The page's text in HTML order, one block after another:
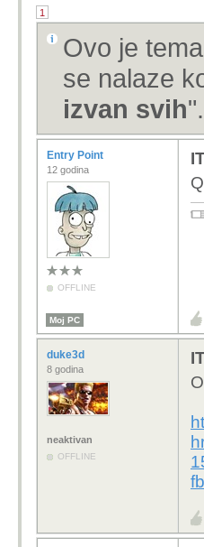
1
Ovo je
se nalaze
izvan svih".
Entry Point
12 godina
OFFLINE
Moj PC
duke3d
8 godina
neaktivan
OFFLINE